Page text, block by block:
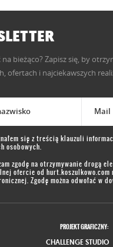
na bieżąco? Zapisz się, by
ofertach i najciekawszych
Mail
się z treścią klauzuli
osobowych.
zgodę na otrzymywanie drogą
ofercie od hurt.koszulkowo.com
Zgodę można odwołać w
PROJEKT GRAFICZNY:
CHALLENGE STUDIO